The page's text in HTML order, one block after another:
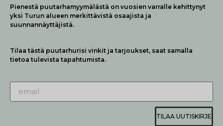
Pienestä puutarhamyymälästä on vuosien varralle kehittynyt
yksi Turun alueen merkittävistä osaajista ja
suunnannäyttäjistä.
Tilaa tästä puutarhurisi vinkit ja tarjoukset, saat samalla
tietoa tulevista tapahtumista.
TILAA UUTISKIRJE